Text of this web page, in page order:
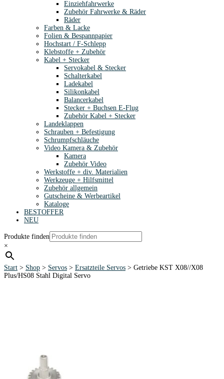
Einziehfahrwerke
Zubehör Fahrwerke & Räder
Räder
Farben & Lacke
Folien & Bespannpapier
Hochstart / F-Schlepp
Klebstoffe + Zubehör
Kabel + Stecker
Servokabel & Stecker
Schalterkabel
Ladekabel
Silikonkabel
Balancerkabel
Stecker + Buchsen E-Flug
Zubehör Kabel + Stecker
Landeklappen
Schrauben + Befestigung
Schrumpfschläuche
Video Kamera & Zubehör
Kamera
Zubehör Video
Werkstoffe + div. Materialien
Werkzeuge + Hilfsmittel
Zubehör allgemein
Gutscheine & Werbeartikel
Kataloge
BESTOFFER
NEU
Produkte finden
×
Start > Shop > Servos > Ersatzteile Servos > Getriebe KST X08//X08
Plus/HS08 Stahl Digital Servo